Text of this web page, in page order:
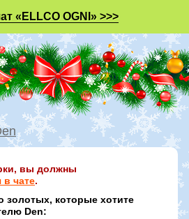
«ELLCO OGNI» >>>
вы должны
в чате.
золотых, которые хотите
Den: